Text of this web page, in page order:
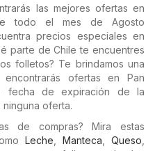
las mejores ofertas en
todo el mes de Agosto
precios especiales en
parte de Chile te encuentres
folletos? Te brindamos una
ofertas en Pan
fecha de expiración de la
oferta.
de compras? Mira estas
Leche Manteca ,Queso